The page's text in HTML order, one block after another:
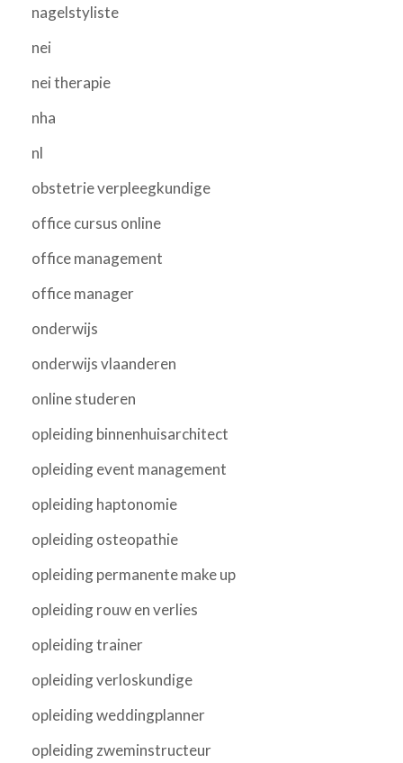
nagelstyliste
nei
nei therapie
nha
nl
obstetrie verpleegkundige
office cursus online
office management
office manager
onderwijs
onderwijs vlaanderen
online studeren
opleiding binnenhuisarchitect
opleiding event management
opleiding haptonomie
opleiding osteopathie
opleiding permanente make up
opleiding rouw en verlies
opleiding trainer
opleiding verloskundige
opleiding weddingplanner
opleiding zweminstructeur